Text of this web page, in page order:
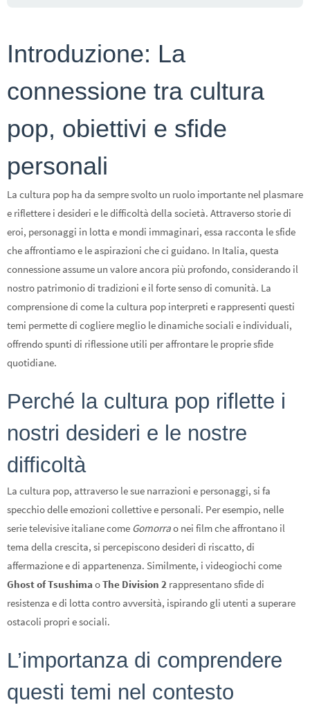
Introduzione: La
connessione tra cultura
pop, obiettivi e sfide
personali
La cultura pop ha da sempre svolto un ruolo importante nel plasmare
e riflettere i desideri e le difficoltà della società. Attraverso storie di
eroi, personaggi in lotta e mondi immaginari, essa racconta le sfide
che affrontiamo e le aspirazioni che ci guidano. In Italia, questa
connessione assume un valore ancora più profondo, considerando il
nostro patrimonio di tradizioni e il forte senso di comunità. La
comprensione di come la cultura pop interpreti e rappresenti questi
temi permette di cogliere meglio le dinamiche sociali e individuali,
offrendo spunti di riflessione utili per affrontare le proprie sfide
quotidiane.
Perché la cultura pop riflette i
nostri desideri e le nostre
difficoltà
La cultura pop, attraverso le sue narrazioni e personaggi, si fa
specchio delle emozioni collettive e personali. Per esempio, nelle
serie televisive italiane come Gomorrao nei film che affrontano il
tema della crescita, si percepiscono desideri di riscatto, di
affermazione e di appartenenza. Similmente, i videogiochi come
Ghost of Tsushima oThe Division 2 rappresentano sfide di
resistenza e di lotta contro avversità, ispirando gli utenti a superare
ostacoli propri e sociali.
L’importanza di comprendere
questi temi nel contesto